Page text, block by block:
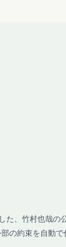
た、竹村也哉の
の約束を自動で